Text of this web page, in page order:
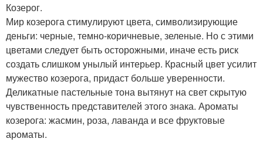
Козерог.
Мир козерога стимулируют цвета, символизирующие
деньги: черные, темно-коричневые, зеленые. Но с этими
цветами следует быть осторожными, иначе есть риск
создать слишком унылый интерьер. Красный цвет усилит
мужество козерога, придаст больше уверенности.
Деликатные пастельные тона вытянут на свет скрытую
чувственность представителей этого знака. Ароматы
козерога: жасмин, роза, лаванда и все фруктовые
ароматы.